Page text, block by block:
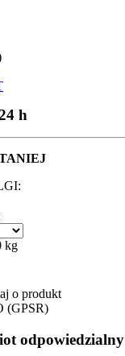
h
kg
o produkt
(GPSR)
odpowiedzialny